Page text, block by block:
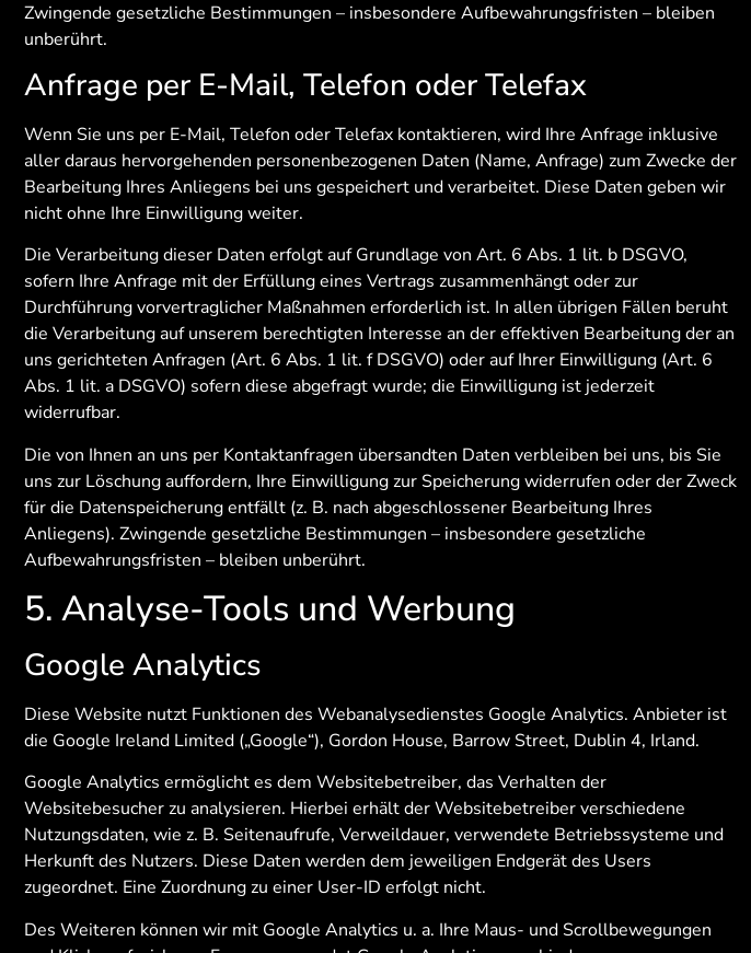
Zwingende gesetzliche Bestimmungen – insbesondere Aufbewahrungsfristen – bleiben
unberührt.
Anfrage per E-Mail, Telefon oder Telefax
Wenn Sie uns per E-Mail, Telefon oder Telefax kontaktieren, wird Ihre Anfrage inklusive
aller daraus hervorgehenden personenbezogenen Daten (Name, Anfrage) zum Zwecke der
Bearbeitung Ihres Anliegens bei uns gespeichert und verarbeitet. Diese Daten geben wir
nicht ohne Ihre Einwilligung weiter.
Die Verarbeitung dieser Daten erfolgt auf Grundlage von Art. 6 Abs. 1 lit. b DSGVO,
sofern Ihre Anfrage mit der Erfüllung eines Vertrags zusammenhängt oder zur
Durchführung vorvertraglicher Maßnahmen erforderlich ist. In allen übrigen Fällen beruht
die Verarbeitung auf unserem berechtigten Interesse an der effektiven Bearbeitung der an
uns gerichteten Anfragen (Art. 6 Abs. 1 lit. f DSGVO) oder auf Ihrer Einwilligung (Art. 6
Abs. 1 lit. a DSGVO) sofern diese abgefragt wurde; die Einwilligung ist jederzeit
widerrufbar.
Die von Ihnen an uns per Kontaktanfragen übersandten Daten verbleiben bei uns, bis Sie
uns zur Löschung auffordern, Ihre Einwilligung zur Speicherung widerrufen oder der Zweck
für die Datenspeicherung entfällt (z. B. nach abgeschlossener Bearbeitung Ihres
Anliegens). Zwingende gesetzliche Bestimmungen – insbesondere gesetzliche
Aufbewahrungsfristen – bleiben unberührt.
5. Analyse-Tools und Werbung
Google Analytics
Diese Website nutzt Funktionen des Webanalysedienstes Google Analytics. Anbieter ist
die Google Ireland Limited („Google“), Gordon House, Barrow Street, Dublin 4, Irland.
Google Analytics ermöglicht es dem Websitebetreiber, das Verhalten der
Websitebesucher zu analysieren. Hierbei erhält der Websitebetreiber verschiedene
Nutzungsdaten, wie z. B. Seitenaufrufe, Verweildauer, verwendete Betriebssysteme und
Herkunft des Nutzers. Diese Daten werden dem jeweiligen Endgerät des Users
zugeordnet. Eine Zuordnung zu einer User-ID erfolgt nicht.
Des Weiteren können wir mit Google Analytics u. a. Ihre Maus- und Scrollbewegungen